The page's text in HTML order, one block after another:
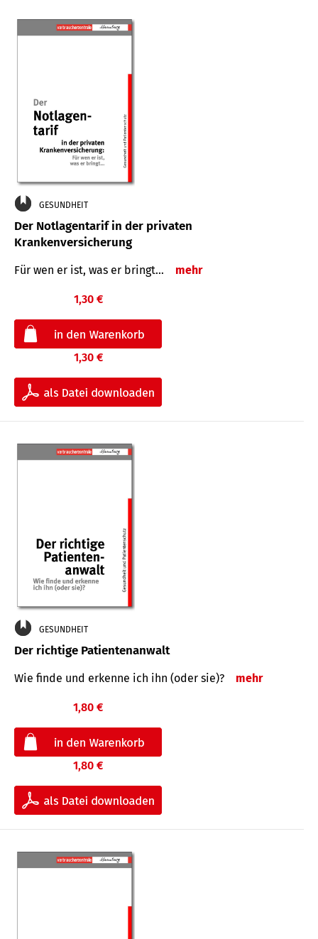
GESUNDHEIT
Der Notlagentarif in der privaten
Krankenversicherung
Für wen er ist, was er bringt… mehr
1,30 €
1,30 €
GESUNDHEIT
Der richtige Patientenanwalt
Wie finde und erkenne ich ihn (oder sie)? mehr
1,80 €
1,80 €